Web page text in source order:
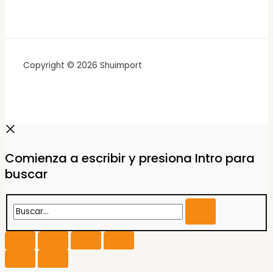
Copyright © 2026 Shuimport
Comienza a escribir y presiona Intro para
buscar